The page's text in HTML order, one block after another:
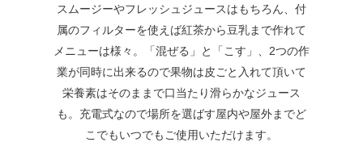
スムージーやフレッシュジュースはもちろん、付
属のフィルターを使えば紅茶から豆乳まで作れて
メニューは様々。「混ぜる」と「こす」、2つの作
業が同時に出来るので果物は皮ごと入れて頂いて
栄養素はそのままで口当たり滑らかなジュース
も。充電式なので場所を選ばす屋内や屋外までど
こでもいつでもご使用いただけます。